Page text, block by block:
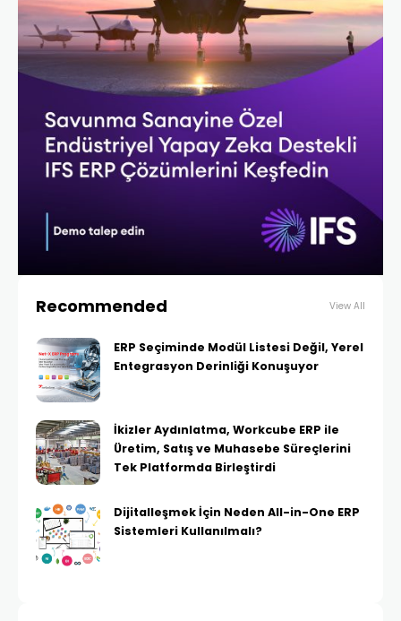
Recommended View All
ERP Seçiminde Modül Listesi Değil, Yerel
Entegrasyon Derinliği Konuşuyor
İkizler Aydınlatma, Workcube ERP ile
Üretim, Satış ve Muhasebe Süreçlerini
Tek Platformda Birleştirdi
Dijitalleşmek İçin Neden All-in-One ERP
Sistemleri Kullanılmalı?